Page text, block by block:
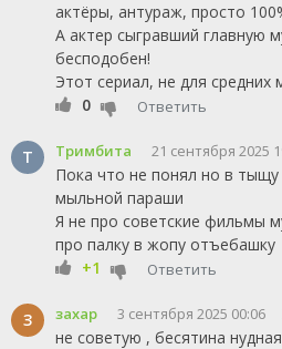
актёры, антураж, просто
А актер сыгравший главную
бесподобен!
Этот сериал, не для средних
0
Ответить
Т Тримбита 21 сентября 2025
Пока что не понял но в тыщу
мыльной параши
Я не про советские фильмы
про палку в жопу отъебашку
+1
Ответить
З захар 3 сентября 2025 00:06
не советую , бесятина